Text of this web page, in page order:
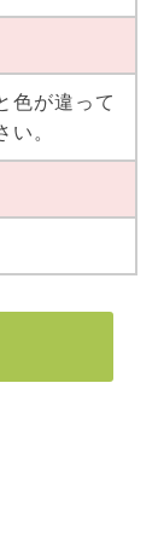
色が違って
い。